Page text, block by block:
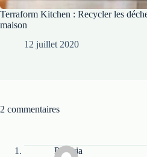
Terraform Kitchen : Recycler les
maison
12 juillet 2020
2 commentaires
Patricia